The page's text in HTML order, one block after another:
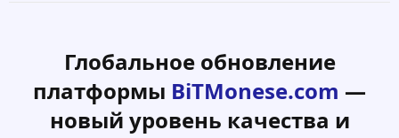
Глобальное обновление
платформы BiTMonese.com —
новый уровень качества и